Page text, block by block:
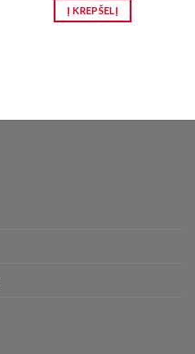
Į KREPŠELĮ